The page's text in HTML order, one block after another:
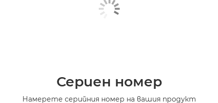
Сериен номер
Намерете серийния номер на вашия продукт